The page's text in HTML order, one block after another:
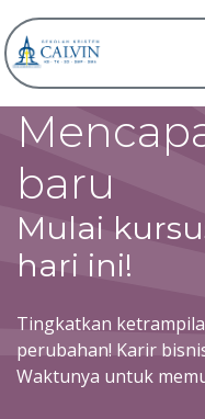
baru
Mulai
hari ini!
Tingkatkan
perubahan! Karir
Waktunya untuk